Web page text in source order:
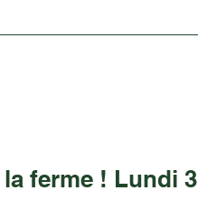
ferme ! Lundi 3